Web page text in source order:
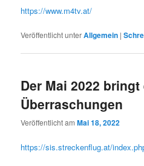
https://www.m4tv.at/
Veröffentlicht unterAllgemein |
Der Mai 2022
Überraschungen
Veröffentlicht amMai 18, 2022
https://sis.streckenflug.at/